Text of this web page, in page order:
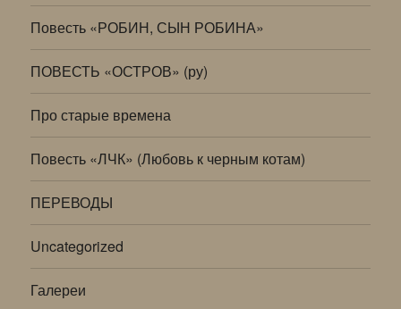
Повесть «РОБИН, СЫН РОБИНА»
ПОВЕСТЬ «ОСТРОВ» (ру)
Про старые времена
Повесть «ЛЧК» (Любовь к черным котам)
ПЕРЕВОДЫ
Uncategorized
Галереи